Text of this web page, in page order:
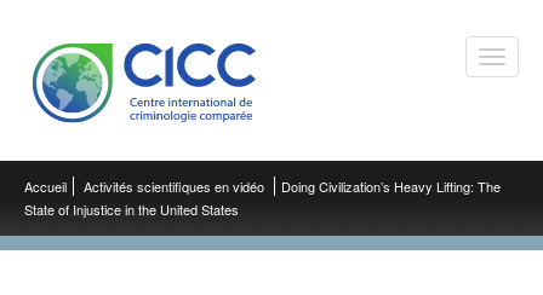
Toggle
Accueil Activités scientifiques en vidéo
Doing Civilization’s Heavy Lifting: The
State of Injustice in the United States